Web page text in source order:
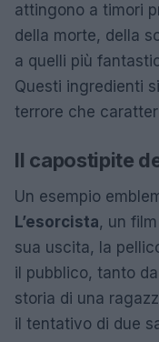
attingono a timori
della morte, della
a quelli più
Questi ingredienti
terrore che
Il capostipite
Un esempio
L’esorcista, un
sua uscita, la
il pubblico, tanto
storia di una
il tentativo di due